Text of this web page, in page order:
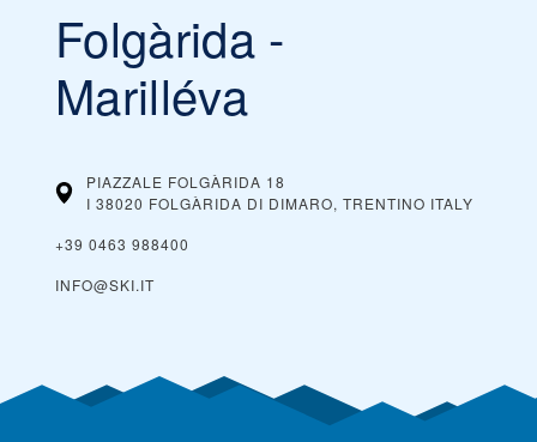
Folgàrida -
Marilléva
PIAZZALE FOLGÀRIDA 18
I 38020 FOLGÀRIDA DI DIMARO, TRENTINO ITALY
+39 0463 988400
INFO@SKI.IT